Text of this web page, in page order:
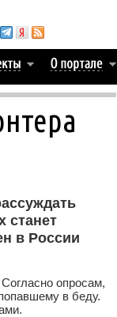
станет
в России
опросам,
в беду.